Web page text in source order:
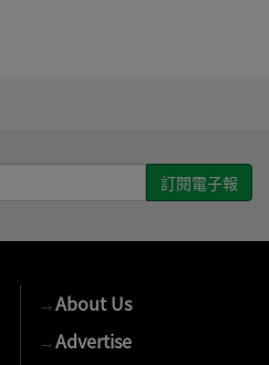
→About Us
→Advertise